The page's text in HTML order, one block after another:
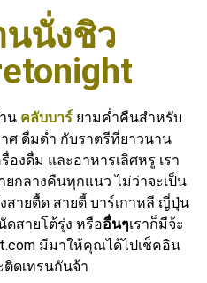
นนั่งชิว
น คลับบาร์ ยามค่ำคืนสำหรับ
ศ ดื่มด่ำ กับราตรีที่ยาวนาน
งดื่ม และอาหารเลิศหรู เรา
กลางคืนทุกแนว ไม่ว่าจะเป็น
สายตื้ด สายตี้ บาร์เกาหลี ญี่ปุ่น
ดสายโต้รุ่ง หรืออื่นๆเราก็มีจ้ะ
มีมาให้คุณได้ไปเช็คอิน
ติดเทรนกันจ้า